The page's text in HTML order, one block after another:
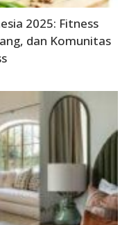
2025: Fitness
dan Komunitas